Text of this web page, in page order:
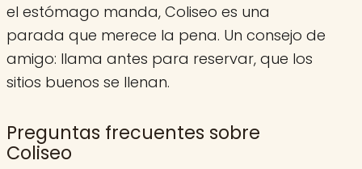
el estómago manda, Coliseo es una
parada que merece la pena. Un consejo de
amigo: llama antes para reservar, que los
sitios buenos se llenan.
Preguntas frecuentes sobre
Coliseo